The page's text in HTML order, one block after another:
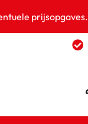
prijsopgaves.